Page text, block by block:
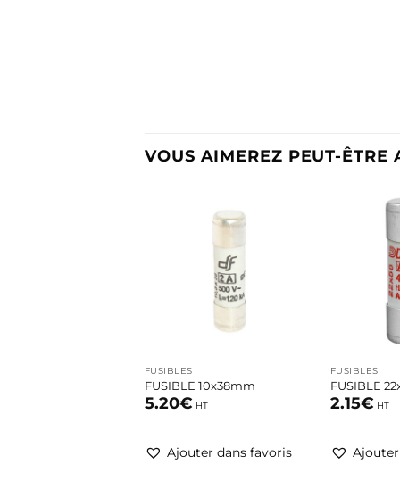
VOUS AIMEREZ PEUT-ÊTRE
FUSIBLES
FUSIBLE 10x38mm
5.20€ HT
Ajouter dans favoris
FUSIBLES
FUSIBLE
2.15€ HT